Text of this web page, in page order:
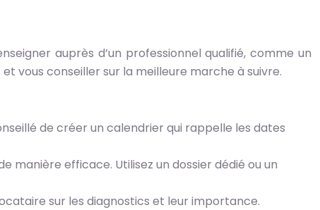
auprès d’un professionnel qualifié, comme un
vous conseiller sur la meilleure marche à suivre.
de créer un calendrier qui rappelle les dates
manière efficace. Utilisez un dossier dédié ou un
sur les diagnostics et leur importance.